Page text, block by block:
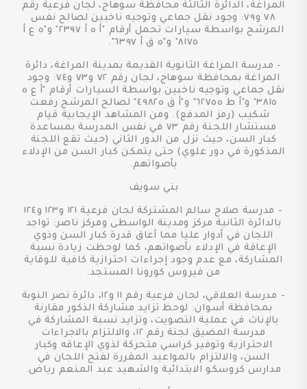
المراغة، الدائرة الثالثة محافظة سوهاج، لجان فرعية رقم
٧٨ و٧٩: وجود نقل جماعي وتوجيه ناخبين لصالح نفس
المرشح بواسطة سيارات تحمل أرقام "أ ه أ ٢٣٩٧" و"ه ع أ
٨١٧٥" و"ه ق أ ٦٣٩٧".
- مدرسة المراغة الثانوية القديمة بمدينة المراغة، دائرة
المراغة بمحافظة سوهاج، لجان رقم ٧٢ و٧٣ و٧٤: وجود
نقل جماعي وتوجيه ناخبين بواسطة السيارات أرقام "أ ع ه
٣٨١٥" و"أ ط ه٦٢٧٥" و"أ ق ه٤٩٨٢" لصالح المرشح رفعت
شكيب (رمز المدفع). ومن المشاهد الإيجابية قيام
مستشار اللجنة رقم ٧٣ في نفس المدرسة بمساعدة
كبار السن، حيث نزل من الدور الثاني (حيث تقع اللجنة
المذكورة في دور علوي) حتى يتمكن كبار السن من الإدلاء
بأصواتهم.
بني سويف
- مدرسة صلاح سالم المشتركة لجان فرعية ١٢١ و١٢٣ و١٢٤
بالدائرة الثانية مركز ومدينة الواسطى ومركز ناصر: تواجد
اللجان في أدوار عليا مما أعاق قدرة كبار السن وذوي
الإعاقة في الإدلاء بأصواتهم، كما لوحظت زيادة نسبة
المشاركة، مع عدم وجود إجراءات احترازية كافية للوقاية
من فيروس كورونا المستجد.
- مدرسة العلاقي، لجان فرعية رقم ١١ و١٢، دائرة نصر النوبة
بمحافظة أسوان: لوحظ تزايد مشاركة الذكور مقارنة
بالإناث في عملية التصويت، وتزايد نسبة المشاركة في
مدرسة المضيق لجنة رقم ١٢، والالتزام بالاجراءات
الاحترازية وتوفير كراسي متحركة لذوي الإعاقه وكبار
السن، والالتزام بالمواعيد المقررة لفتح اللجان في
مدارس كروسكو الابتدائية والشهيد عبد المنعم رياض.